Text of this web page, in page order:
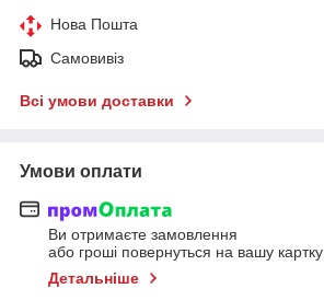
Нова Пошта
Самовивіз
Всі умови доставки
Умови оплати
Ви отримаєте замовлення
або гроші повернуться на вашу картку
Детальніше